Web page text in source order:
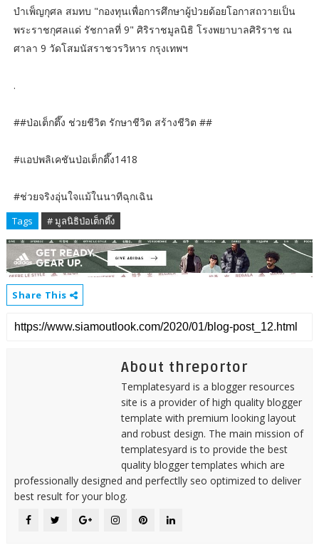
บำเพ็ญกุศล สมทบ "กองทุนเพื่อการศึกษาผู้ป่วยด้อยโอกาสถวายเป็น
พระราชกุศลแด่ รัชกาลที่ 9" ศิริราชมูลนิธิ โรงพยาบาลศิริราช ณ
ศาลา 9 วัดโสมนัสราชวรวิหาร กรุงเทพฯ
.
##ป่อเต็กตึ๊ง ช่วยชีวิต รักษาชีวิต สร้างชีวิต ##
#แอปพลิเคชันป่อเต็กตึ๊ง1418
#ช่วยจริงอุ่นใจแม้ในนาทีฉุกเฉิน
Tags # มูลนิธิป่อเต็กตึ๊ง
Share This
About threportor
Templatesyard is a blogger resources
site is a provider of high quality blogger
template with premium looking layout
and robust design. The main mission of
templatesyard is to provide the best
quality blogger templates which are
professionally designed and perfectlly seo optimized to deliver
best result for your blog.